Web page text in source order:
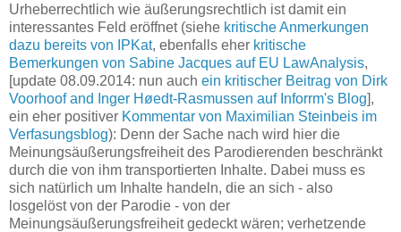
Urheberrechtlich wie äußerungsrechtlich ist damit ein
interessantes Feld eröffnet (siehe kritische Anmerkungen
dazu bereits von IPKat, ebenfalls eher kritische
Bemerkungen von Sabine Jacques auf EU LawAnalysis,
[update 08.09.2014: nun auch ein kritischer Beitrag von Dirk
Voorhoof and Inger Høedt-Rasmussen auf Inforrm's Blog],
ein eher positiver Kommentar von Maximilian Steinbeis im
Verfasungsblog): Denn der Sache nach wird hier die
Meinungsäußerungsfreiheit des Parodierenden beschränkt
durch die von ihm transportierten Inhalte. Dabei muss es
sich natürlich um Inhalte handeln, die an sich - also
losgelöst von der Parodie - von der
Meinungsäußerungsfreiheit gedeckt wären; verhetzende